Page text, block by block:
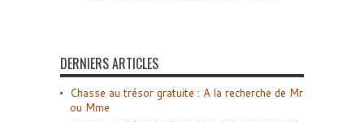
DERNIERS ARTICLES
Chasse au trésor gratuite : A la recherche de Mr
ou Mme